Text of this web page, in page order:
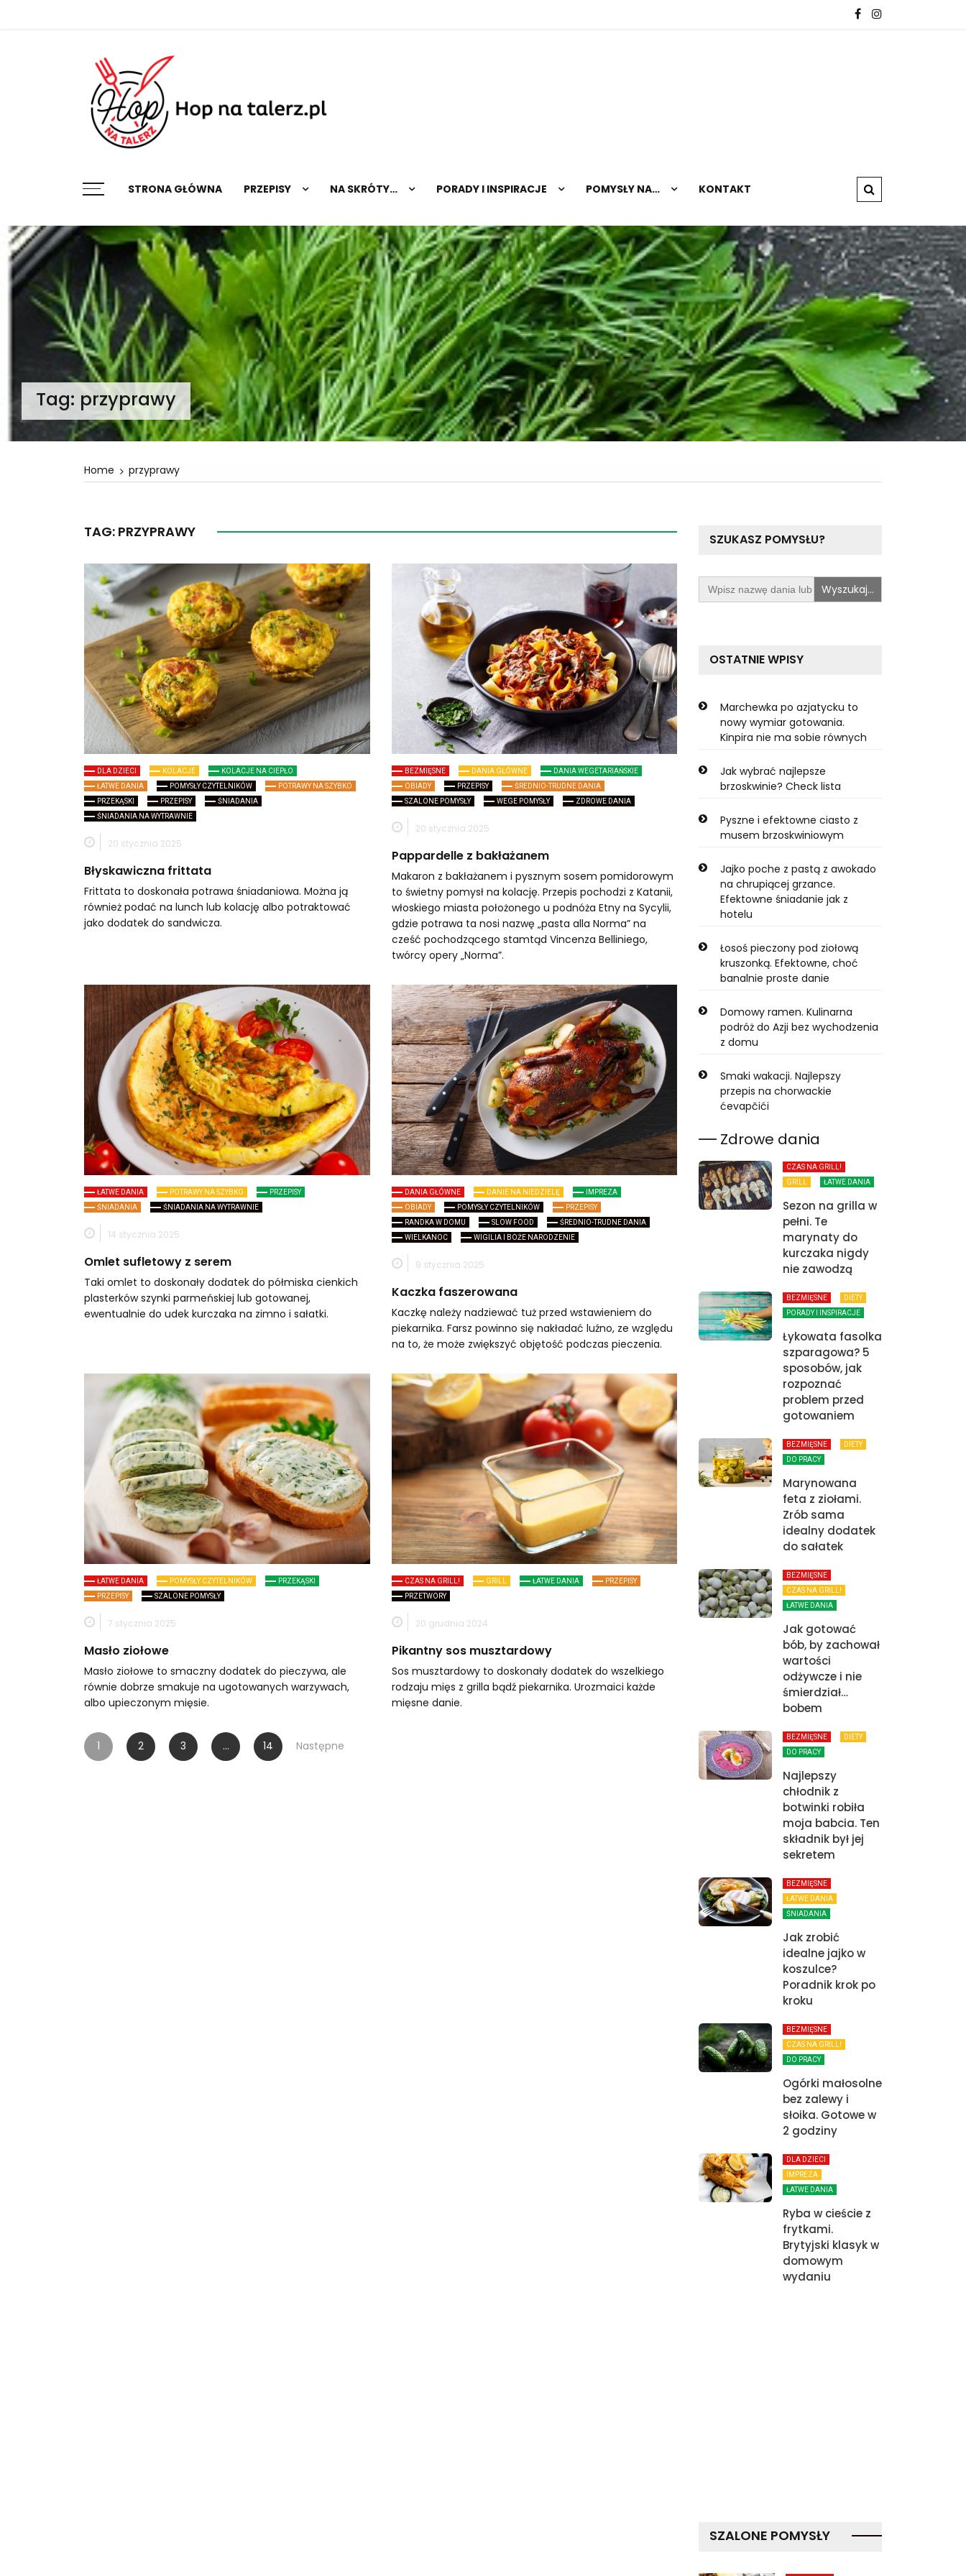
STRONA GŁÓWNA
PRZEPISY NA SKRÓTY… PORADY I INSPIRACJE POMYSŁY NA… KONTAKT
Tag: przyprawy
Home przyprawy
TAG: PRZYPRAWY
DLA DZIECI KOLACJE
KOLACJE NA CIEPŁO
ŁATWE DANIA
POMYSŁY CZYTELNIKÓW
POTRAWY NA SZYBKO
PRZEKĄSKI
PRZEPISY
ŚNIADANIA
ŚNIADANIA NA WYTRAWNIE
20 stycznia 2025
Błyskawiczna frittata
Frittata to doskonała potrawa śniadaniowa. Można ją
również podać na lunch lub kolację albo potraktować
jako dodatek do sandwicza.
BEZMIĘSNE DANIA GŁÓWNE
DANIA WEGETARIAŃSKIE
OBIADY
PRZEPISY
ŚREDNIO-TRUDNE DANIA
SZALONE POMYSŁY
WEGE POMYSŁY ZDROWE DANIA
20 stycznia 2025
Pappardelle z bakłażanem
Makaron z bakłażanem i pysznym sosem pomidorowym
to świetny pomysł na kolację. Przepis pochodzi z Katanii,
włoskiego miasta położonego u podnóża Etny na Sycylii,
gdzie potrawa ta nosi nazwę „pasta alla Norma” na
cześć pochodzącego stamtąd Vincenza Belliniego,
twórcy opery „Norma”.
ŁATWE DANIA POTRAWY NA SZYBKO
PRZEPISY
ŚNIADANIA
ŚNIADANIA NA WYTRAWNIE
14 stycznia 2025
Omlet sufletowy z serem
Taki omlet to doskonały dodatek do półmiska cienkich
plasterków szynki parmeńskiej lub gotowanej,
ewentualnie do udek kurczaka na zimno i sałatki.
DANIA GŁÓWNE DANIE NA NIEDZIELĘ
IMPREZA
OBIADY
POMYSŁY CZYTELNIKÓW
PRZEPISY
RANDKA W DOMU
SLOW FOOD
ŚREDNIO-TRUDNE DANIA
WIELKANOC
WIGILIA I BOŻE NARODZENIE
9 stycznia 2025
Kaczka faszerowana
Kaczkę należy nadziewać tuż przed wstawieniem do
piekarnika. Farsz powinno się nakładać luźno, ze względu
na to, że może zwiększyć objętość podczas pieczenia.
ŁATWE DANIA POMYSŁY CZYTELNIKÓW
PRZEKĄSKI
PRZEPISY
SZALONE POMYSŁY
7 stycznia 2025
Masło ziołowe
Masło ziołowe to smaczny dodatek do pieczywa, ale
równie dobrze smakuje na ugotowanych warzywach,
albo upieczonym mięsie.
CZAS NA GRILL! GRILL ŁATWE DANIA
PRZEPISY
PRZETWORY
20 grudnia 2024
Pikantny sos musztardowy
Sos musztardowy to doskonały dodatek do wszelkiego
rodzaju mięs z grilla bądź piekarnika. Urozmaici każde
mięsne danie.
Stronicowanie
wpisów
1 2 3 … 14 Następne
SZUKASZ POMYSŁU?
Search
for:
OSTATNIE WPISY
Marchewka po azjatycku to
nowy wymiar gotowania.
Kinpira nie ma sobie równych
Jak wybrać najlepsze
brzoskwinie? Check lista
Pyszne i efektowne ciasto z
musem brzoskwiniowym
Jajko poche z pastą z awokado
na chrupiącej grzance.
Efektowne śniadanie jak z
hotelu
Łosoś pieczony pod ziołową
kruszonką. Efektowne, choć
banalnie proste danie
Domowy ramen. Kulinarna
podróż do Azji bez wychodzenia
z domu
Smaki wakacji. Najlepszy
przepis na chorwackie
ćevapčići
Zdrowe dania
CZAS NA GRILL!
GRILL
ŁATWE DANIA
Sezon na grilla w
pełni. Te
marynaty do
kurczaka nigdy
nie zawodzą
BEZMIĘSNE
DIETY
PORADY I INSPIRACJE
Łykowata fasolka
szparagowa? 5
sposobów, jak
rozpoznać
problem przed
gotowaniem
BEZMIĘSNE
DIETY
DO PRACY
Marynowana
feta z ziołami.
Zrób sama
idealny dodatek
do sałatek
BEZMIĘSNE
CZAS NA GRILL!
ŁATWE DANIA
Jak gotować
bób, by zachował
wartości
odżywcze i nie
śmierdział…
bobem
BEZMIĘSNE
DIETY
DO PRACY
Najlepszy
chłodnik z
botwinki robiła
moja babcia. Ten
składnik był jej
sekretem
BEZMIĘSNE
ŁATWE DANIA
ŚNIADANIA
Jak zrobić
idealne jajko w
koszulce?
Poradnik krok po
kroku
BEZMIĘSNE
CZAS NA GRILL!
DO PRACY
Ogórki małosolne
bez zalewy i
słoika. Gotowe w
2 godziny
DLA DZIECI
IMPREZA
ŁATWE DANIA
Ryba w cieście z
frytkami.
Brytyjski klasyk w
domowym
wydaniu
SZALONE POMYSŁY